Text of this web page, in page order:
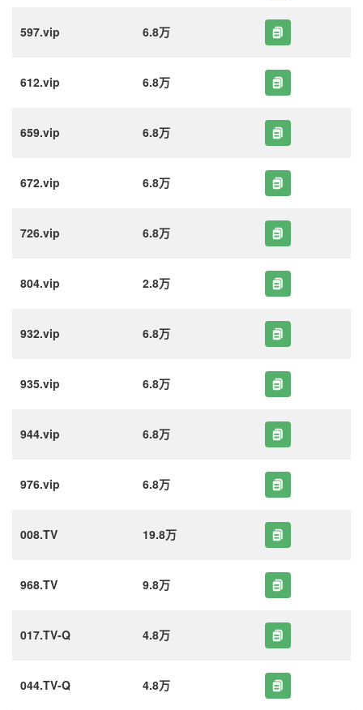
597.vip 6.8万
612.vip 6.8万
659.vip 6.8万
672.vip 6.8万
726.vip 6.8万
804.vip 2.8万
932.vip 6.8万
935.vip 6.8万
944.vip 6.8万
976.vip 6.8万
008.TV 19.8万
968.TV 9.8万
017.TV-Q 4.8万
044.TV-Q 4.8万